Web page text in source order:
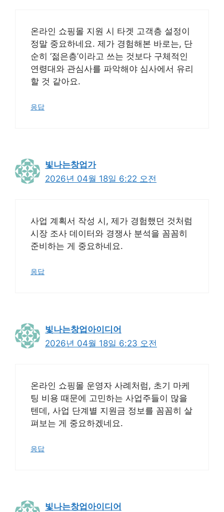
온라인 쇼핑몰 지원 시 타겟 고객층 설정이
정말 중요하네요. 제가 경험해본 바로는, 단
순히 ‘젊은층’이라고 쓰는 것보다 구체적인
연령대와 관심사를 파악해야 심사에서 유리
할 것 같아요.
응답
빛나는창업가
2026년 04월 18일 6:22 오전
사업 계획서 작성 시, 제가 경험했던 것처럼
시장 조사 데이터와 경쟁사 분석을 꼼꼼히
준비하는 게 중요하네요.
응답
빛나는창업아이디어
2026년 04월 18일 6:23 오전
온라인 쇼핑몰 운영자 사례처럼, 초기 마케
팅 비용 때문에 고민하는 사업주들이 많을
텐데, 사업 단계별 지원금 정보를 꼼꼼히 살
펴보는 게 중요하겠네요.
응답
빛나는창업아이디어